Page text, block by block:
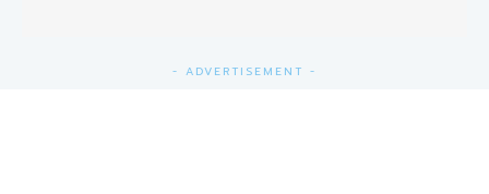
- ADVERTISEMENT -